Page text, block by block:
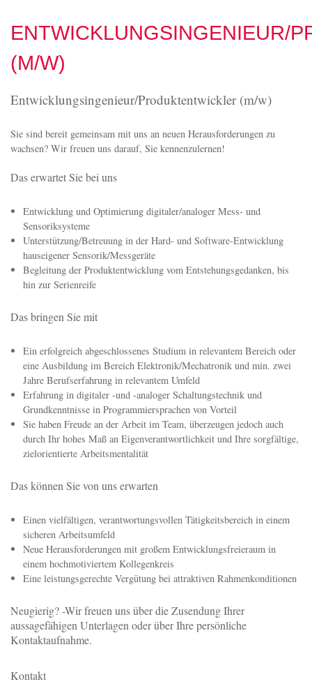
ENTWICKLUNGSINGENIEUR/
(M/W)
Entwicklungsingenieur/Produktentwickler (m/w)
Sie sind bereit gemeinsam mit uns an neuen Herausforderungen zu
wachsen? Wir freuen uns darauf, Sie kennenzulernen!
Das erwartet Sie bei uns
Entwicklung und Optimierung digitaler/analoger Mess- und
Sensoriksysteme
Unterstützung/Betreuung in der Hard- und Software-Entwicklung
hauseigener Sensorik/Messgeräte
Begleitung der Produktentwicklung vom Entstehungsgedanken, bis
hin zur Serienreife
Das bringen Sie mit
Ein erfolgreich abgeschlossenes Studium in relevantem Bereich oder
eine Ausbildung im Bereich Elektronik/Mechatronik und min. zwei
Jahre Berufserfahrung in relevantem Umfeld
Erfahrung in digitaler -und -analoger Schaltungstechnik und
Grundkenntnisse in Programmiersprachen von Vorteil
Sie haben Freude an der Arbeit im Team, überzeugen jedoch auch
durch Ihr hohes Maß an Eigenverantwortlichkeit und Ihre sorgfältige,
zielorientierte Arbeitsmentalität
Das können Sie von uns erwarten
Einen vielfältigen, verantwortungsvollen Tätigkeitsbereich in einem
sicheren Arbeitsumfeld
Neue Herausforderungen mit großem Entwicklungsfreieraum in
einem hochmotiviertem Kollegenkreis
Eine leistungsgerechte Vergütung bei attraktiven Rahmenkonditionen
Neugierig? -Wir freuen uns über die Zusendung Ihrer
aussagefähigen Unterlagen oder über Ihre persönliche
Kontaktaufnahme.
Kontakt